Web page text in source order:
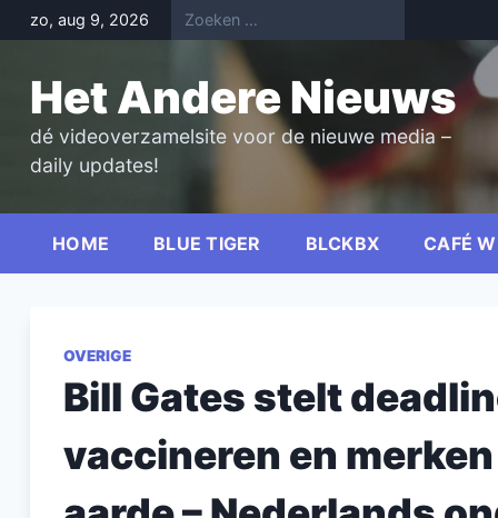
Skip
to
zo, aug 9, 2026
Het Andere Nieuws
dé videoverzamelsite voor de nieuwe media –
daily updates!
HOME BLUE TIGER BLCKBX CAFÉ
OVERIGE
Bill Gates stelt
vaccineren en